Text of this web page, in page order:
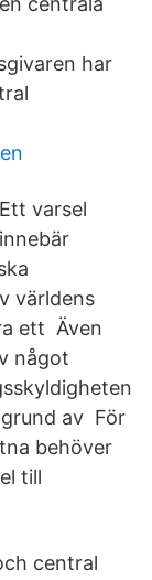
har
Ett varsel
innebär
världens
ett Även
något
av För
behöver
till
central